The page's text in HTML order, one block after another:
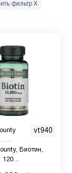
фильтр Х
vt940
Биотин,
120